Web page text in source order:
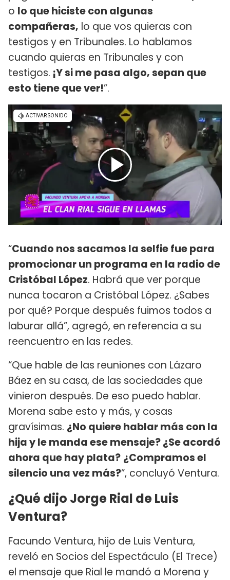
o lo que hiciste con algunas
compañeras, lo que vos quieras con
testigos y en Tribunales. Lo hablamos
cuando quieras en Tribunales y con
testigos. ¡Y si me pasa algo, sepan que
esto tiene que ver!”.
“Cuando nos sacamos la selfie fue para
promocionar un programa en la radio de
Cristóbal López. Habrá que ver porque
nunca tocaron a Cristóbal López. ¿Sabes
por qué? Porque después fuimos todos a
laburar allá”, agregó, en referencia a su
reencuentro en las redes.
“Que hable de las reuniones con Lázaro
Báez en su casa, de las sociedades que
vinieron después. De eso puedo hablar.
Morena sabe esto y más, y cosas
gravísimas. ¿No quiere hablar más con la
hija y le manda ese mensaje? ¿Se acordó
ahora que hay plata? ¿Compramos el
silencio una vez más?”, concluyó Ventura.
¿Qué dijo Jorge Rial de Luis
Ventura?
Facundo Ventura, hijo de Luis Ventura,
reveló en Socios del Espectáculo (El Trece)
el mensaje que Rial le mandó a Morena y